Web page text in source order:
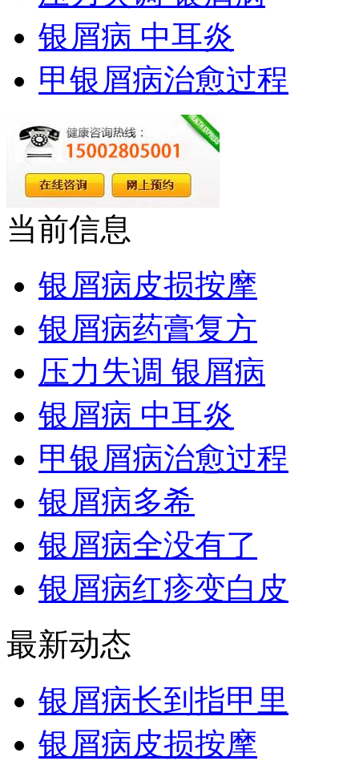
银屑病 中耳炎
甲银屑病治愈过程
当前信息
银屑病皮损按摩
银屑病药膏复方
压力失调 银屑病
银屑病 中耳炎
甲银屑病治愈过程
银屑病多希
银屑病全没有了
银屑病红疹变白皮
最新动态
银屑病长到指甲里
银屑病皮损按摩